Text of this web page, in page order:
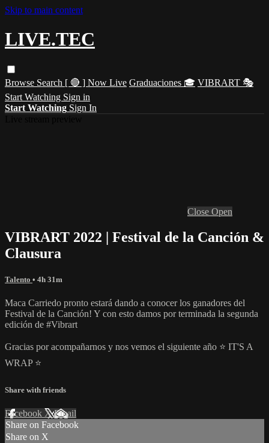
Skip to main content
LIVE.TEC
Browse Search [ 🔴 ] Now Live Graduaciones 🎓 VIBRART 🎭
Start Watching Sign in
Start Watching Sign In
Close Open
VIBRART 2022 | Festival de la Canción &
Clausura
Talento • 4h 31m
Maca Carriedo pronto estará dando a conocer los ganadores del
Festival de la Canción! Y con esto damos por terminada la segunda
edición de #Vibrart
Gracias por acompañarnos y nos vemos el siguiente año ⭐ IT'S A
WRAP ⭐
Share with friends
Facebook XEmail
Share on Facebook
Share on X